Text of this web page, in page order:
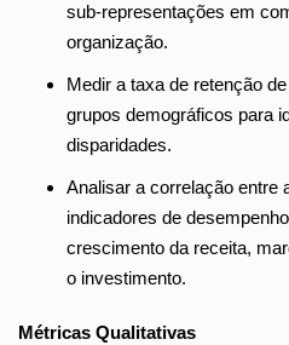
sub-representações em
organização.
Medir a taxa de retenção
grupos demográficos para
disparidades.
Analisar a correlação entre
indicadores de
crescimento da receita,
o investimento.
Métricas Qualitativas